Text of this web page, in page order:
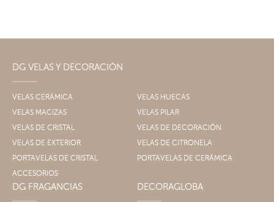
DG VELAS Y DECORACIÓN
VELAS CERÁMICA
VELAS HUECAS
VELAS MACIZAS
VELAS PILAR
VELAS DE CRISTAL
VELAS DE DECORACIÓN
VELAS DE EXTERIOR
VELAS DE CITRONELA
PORTAVELAS DE CRISTAL
PORTAVELAS DE CERÁMICA
ACCESORIOS
DG FRAGANCIAS DECORAGLOBA